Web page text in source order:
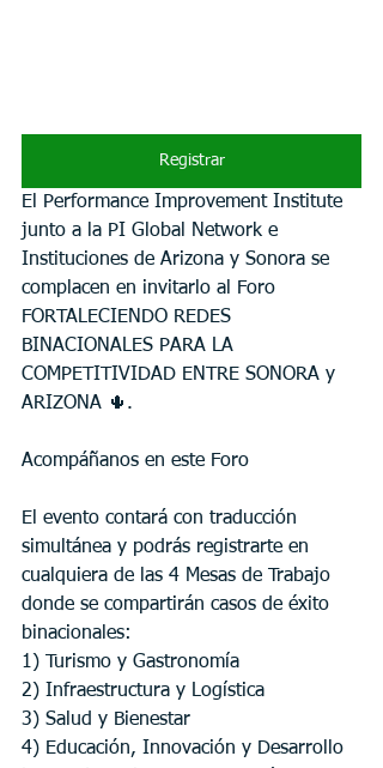
Registrar
El Performance Improvement Institute
junto a la PI Global Network e
Instituciones de Arizona y Sonora se
complacen en invitarlo al Foro
FORTALECIENDO REDES
BINACIONALES PARA LA
COMPETITIVIDAD ENTRE SONORA y
ARIZONA 🌵.
Acompáñanos en este Foro
El evento contará con traducción
simultánea y podrás registrarte en
cualquiera de las 4 Mesas de Trabajo
donde se compartirán casos de éxito
binacionales:
1) Turismo y Gastronomía
2) Infraestructura y Logística
3) Salud y Bienestar
4) Educación, Innovación y Desarrollo